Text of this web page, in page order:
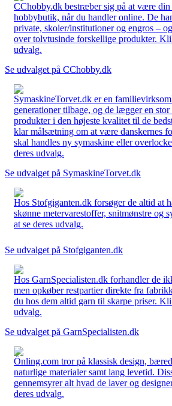
CChobby.dk bestræber sig på at være
hobbybutik, når du handler online. De
private, skoler/institutioner og engros –
over tolvtusinde forskellige produkter.
udvalg.
Se udvalget på CChobby.dk
SymaskineTorvet.dk er en
generationer tilbage, og de lægger en
produkter i den højeste kvalitet til de
klar målsætning om at være danskernes
skal handles ny symaskine eller
deres udvalg.
Se udvalget på SymaskineTorvet.dk
Hos Stofgiganten.dk forsøger de altid at
skønne metervarestoffer, snitmønstre og
at se deres udvalg.
Se udvalget på Stofgiganten.dk
Hos GarnSpecialisten.dk forhandler de
men opkøber restpartier direkte fra
du hos dem altid garn til skarpe priser.
udvalg.
Se udvalget på GarnSpecialisten.dk
Önling.com tror på klassisk design,
naturlige materialer samt lang levetid.
gennemsyrer alt hvad de laver og
deres udvalg.